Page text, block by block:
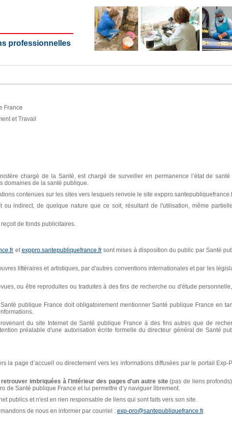
professionnelles
France
et Travail
chargé de la Santé, est chargé de surveiller en permanence l’état de
domaines de la santé publique.
contenues sur les sites vers lesquels renvoie le site
indirect, de quelque nature que ce soit, résultant de l'utilisation, même
de fonds publicitaires.
etexppro.santepubliquefrance.frsont mises à disposition du public par Santé
littéraires et artistiques, par d'autres conventions internationales et par les
ou être reproduites ou traduites à des fins de recherche ou d'étude
publique France doit obligatoirement mentionner Santé publique France en
du site Internet de Santé publique France à des fins autres que de
préalable d'une autorisation écrite formelle du directeur général de Santé
la page d’accueil ou directement vers les informations diffusées par le portail Exp-
imbriquées à l'intérieur des pages d'un autre site(pas de liens
de Santé publique France et lui permettre d’y naviguer librement.
publics et n'est en rien responsable de liens qui sont faits vers son site.
de nous en informer par courriel : exp-pro@santepubliquefrance.fr.